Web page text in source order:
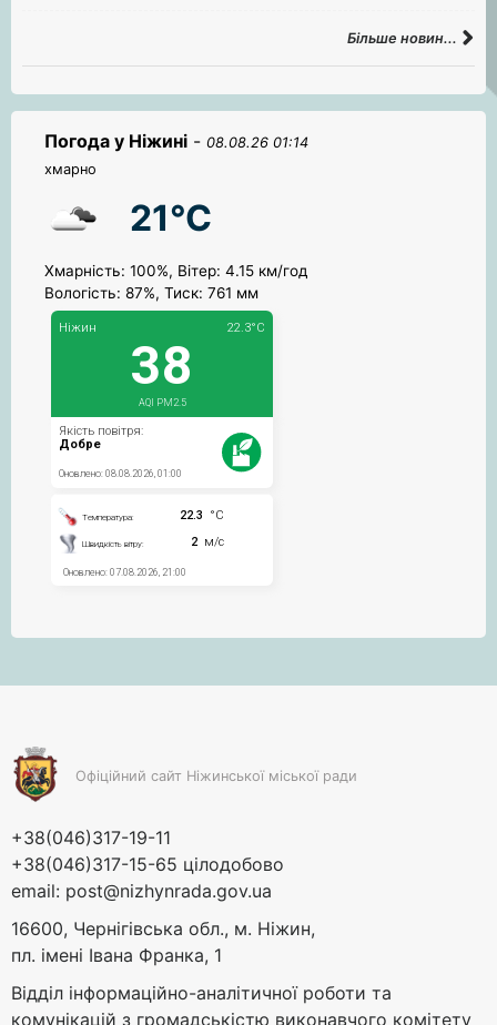
Більше новин...
Погода у Ніжині - 08.08.26 01:14
хмарно
21°C
Хмарність: 100%, Вітер: 4.15 км/год
Вологість: 87%, Тиск: 761 мм
Офіційний сайт Ніжинської міської ради
+38(046)317-19-11
+38(046)317-15-65 цілодобово
email: post@nizhynrada.gov.ua
16600, Чернігівська обл., м. Ніжин,
пл. імені Івана Франка, 1
Відділ інформаційно-аналітичної роботи та
комунікацій з громадськістю виконавчого комітету